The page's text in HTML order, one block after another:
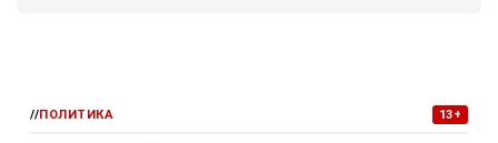
//ПОЛИТИКА 13+